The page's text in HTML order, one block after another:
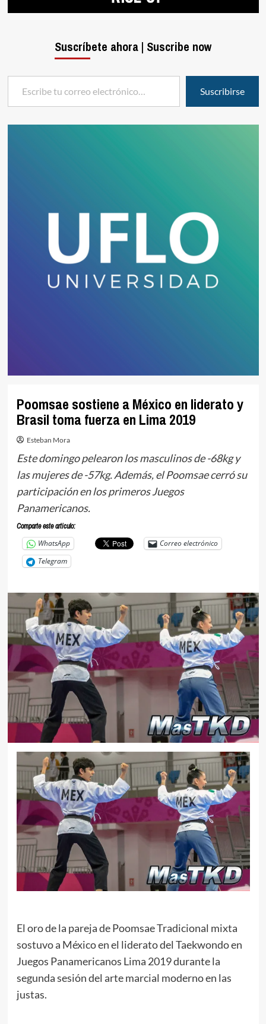
Poomsae sostiene a México en liderato y
Brasil toma fuerza en Lima 2019
Esteban Mora
Este domingo pelearon los masculinos de -68kg y
las mujeres de -57kg. Además, el Poomsae cerró su
participación en los primeros Juegos
Panamericanos.
Comparte este articulo:
WhatsApp
Correo electrónico
Telegram
El oro de la pareja de Poomsae Tradicional mixta
sostuvo a México en el liderato del Taekwondo en
Juegos Panamericanos Lima 2019 durante la
segunda sesión del arte marcial moderno en las
justas.
Suscríbete ahora | Suscribe now
Escribe tu correo electrónico…
Suscribirse